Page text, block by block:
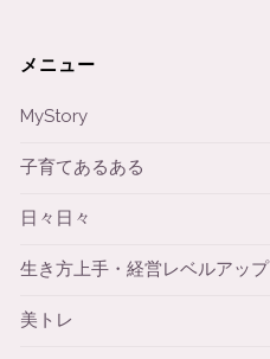
メニュー
MyStory
子育てあるある
日々日々
生き方上手・経営レベルアップ
美トレ